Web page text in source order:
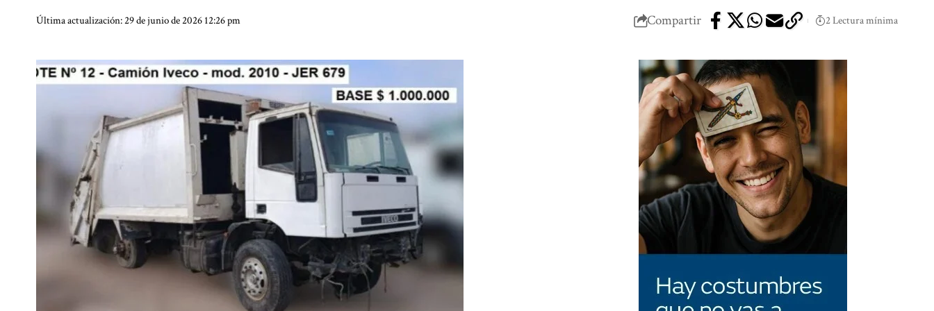
Última actualización: 29 de junio de 2026 12:26 pm Compartir 2 Lectura mínima